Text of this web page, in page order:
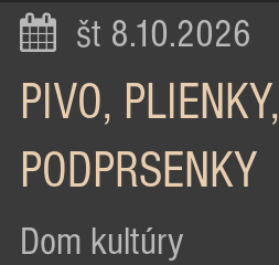
št 8.10.2026
PIVO, PLIENKY,
PODPRSENKY
Dom kultúry